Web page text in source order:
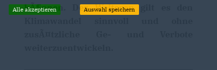
kÃ¶nnen. Des Weiteren gilt es den
Alle akzeptieren Auswahl speichern